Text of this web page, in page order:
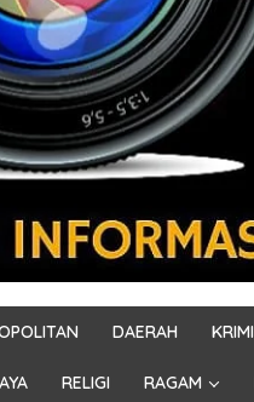
DAERAH
RELIGI RAGAM